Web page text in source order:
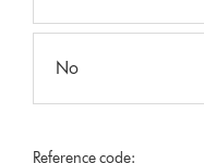
No
Reference code: